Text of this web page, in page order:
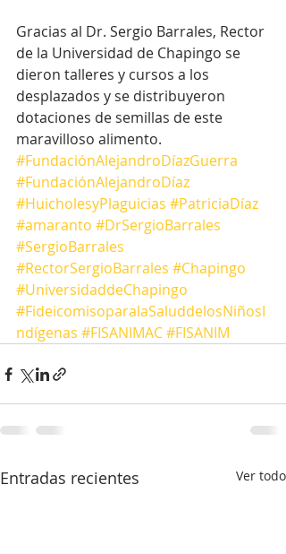
Gracias al Dr. Sergio Barrales, Rector
de la Universidad de Chapingo se
dieron talleres y cursos a los
desplazados y se distribuyeron
dotaciones de semillas de este
maravilloso alimento.
#FundaciónAlejandroDíazGuerra
#FundaciónAlejandroDíaz
#HuicholesyPlaguicias #PatriciaDíaz
#amaranto #DrSergioBarrales
#SergioBarrales
#RectorSergioBarrales #Chapingo
#UniversidaddeChapingo
#FideicomisoparalaSaluddelosNiñosI
ndígenas #FISANIMAC#FISANIM
Entradas recientes Ver todo